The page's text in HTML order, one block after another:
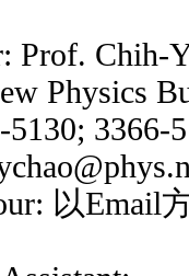
Prof. Chih-
Physics
5130; 3366-
以Email